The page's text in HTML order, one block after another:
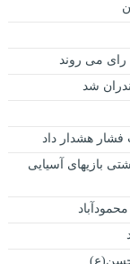
شد
هشدار داد
بازیهای آسیایی